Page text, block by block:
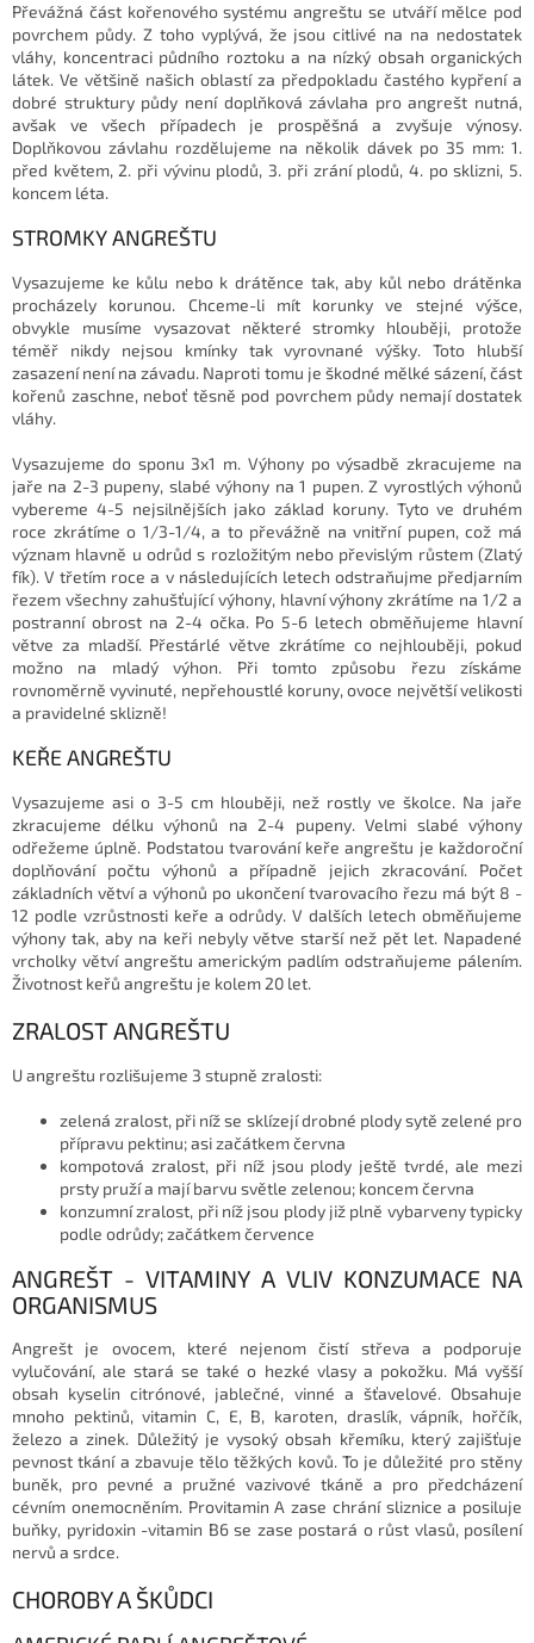
Převážná část kořenového systému angreštu se utváří mělce pod
povrchem půdy. Z toho vyplývá, že jsou citlivé na na nedostatek
vláhy, koncentraci půdního roztoku a na nízký obsah organických
látek. Ve většině našich oblastí za předpokladu častého kypření a
dobré struktury půdy není doplňková závlaha pro angrešt nutná,
avšak ve všech případech je prospěšná a zvyšuje výnosy.
Doplňkovou závlahu rozdělujeme na několik dávek po 35 mm: 1.
před květem, 2. při vývinu plodů, 3. při zrání plodů, 4. po sklizni, 5.
koncem léta.
STROMKY ANGREŠTU
Vysazujeme ke kůlu nebo k drátěnce tak, aby kůl nebo drátěnka
procházely korunou. Chceme-li mít korunky ve stejné výšce,
obvykle musíme vysazovat některé stromky hlouběji, protože
téměř nikdy nejsou kmínky tak vyrovnané výšky. Toto hlubší
zasazení není na závadu. Naproti tomu je škodné mělké sázení, část
kořenů zaschne, neboť těsně pod povrchem půdy nemají dostatek
vláhy.
Vysazujeme do sponu 3x1 m. Výhony po výsadbě zkracujeme na
jaře na 2-3 pupeny, slabé výhony na 1 pupen. Z vyrostlých výhonů
vybereme 4-5 nejsilnějších jako základ koruny. Tyto ve druhém
roce zkrátíme o 1/3-1/4, a to převážně na vnitřní pupen, což má
význam hlavně u odrůd s rozložitým nebo převislým růstem (Zlatý
fík). V třetím roce a v následujících letech odstraňujme předjarním
řezem všechny zahušťující výhony, hlavní výhony zkrátíme na 1/2 a
postranní obrost na 2-4 očka. Po 5-6 letech obměňujeme hlavní
větve za mladší. Přestárlé větve zkrátíme co nejhlouběji, pokud
možno na mladý výhon. Při tomto způsobu řezu získáme
rovnoměrně vyvinuté, nepřehoustlé koruny, ovoce největší velikosti
a pravidelné sklizně!
KEŘE ANGREŠTU
Vysazujeme asi o 3-5 cm hlouběji, než rostly ve školce. Na jaře
zkracujeme délku výhonů na 2-4 pupeny. Velmi slabé výhony
odřežeme úplně. Podstatou tvarování keře angreštu je každoroční
doplňování počtu výhonů a případně jejich zkracování. Počet
základních větví a výhonů po ukončení tvarovacího řezu má být 8 -
12 podle vzrůstnosti keře a odrůdy. V dalších letech obměňujeme
výhony tak, aby na keři nebyly větve starší než pět let. Napadené
vrcholky větví angreštu americkým padlím odstraňujeme pálením.
Životnost keřů angreštu je kolem 20 let.
ZRALOST ANGREŠTU
U angreštu rozlišujeme 3 stupně zralosti:
zelená zralost, při níž se sklízejí drobné plody sytě zelené pro
přípravu pektinu; asi začátkem června
kompotová zralost, při níž jsou plody ještě tvrdé, ale mezi
prsty pruží a mají barvu světle zelenou; koncem června
konzumní zralost, při níž jsou plody již plně vybarveny typicky
podle odrůdy; začátkem července
ANGREŠT - VITAMINY A VLIV KONZUMACE NA
ORGANISMUS
Angrešt je ovocem, které nejenom čistí střeva a podporuje
vylučování, ale stará se také o hezké vlasy a pokožku. Má vyšší
obsah kyselin citrónové, jablečné, vinné a šťavelové. Obsahuje
mnoho pektinů, vitamin C, E, B, karoten, draslík, vápník, hořčík,
železo a zinek. Důležitý je vysoký obsah křemíku, který zajišťuje
pevnost tkání a zbavuje tělo těžkých kovů. To je důležité pro stěny
buněk, pro pevné a pružné vazivové tkáně a pro předcházení
cévním onemocněním. Provitamin A zase chrání sliznice a posiluje
buňky, pyridoxin -vitamin B6 se zase postará o růst vlasů, posílení
nervů a srdce.
CHOROBY A ŠKŮDCI